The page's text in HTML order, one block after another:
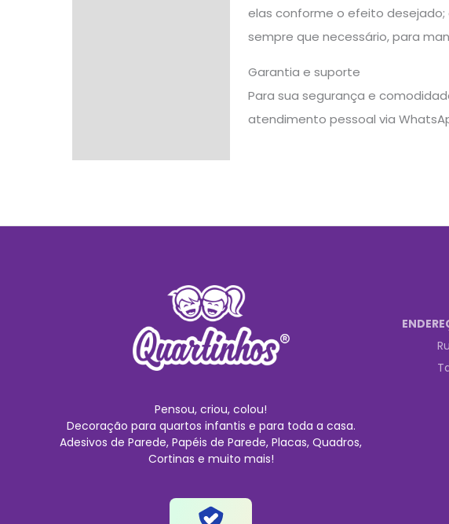
elas conforme o efeito
sempre que necessário, para
Garantia e suporte
Para sua segurança e
atendimento pessoal via
Pensou, criou, colou!
Decoração para quartos infantis e para toda a casa.
Adesivos de Parede, Papéis de Parede, Placas, Quadros,
Cortinas e muito mais!